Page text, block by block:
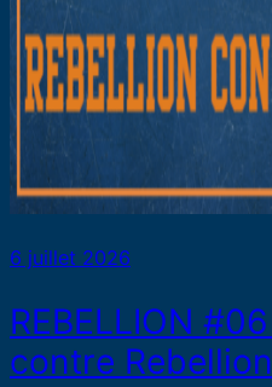
6 juillet 2026
REBELLION
contre